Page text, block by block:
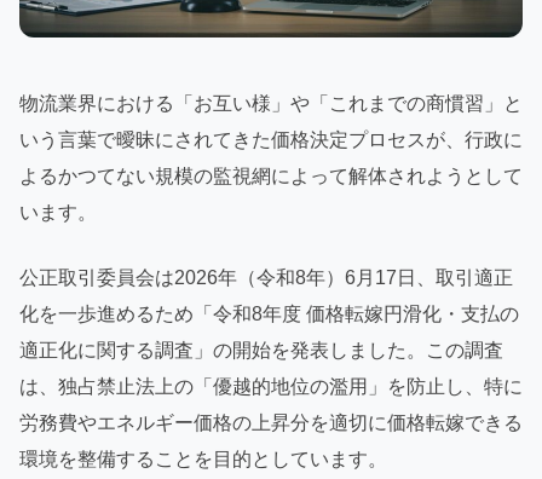
物流業界における「お互い様」や「これまでの商慣習」と
いう言葉で曖昧にされてきた価格決定プロセスが、行政に
よるかつてない規模の監視網によって解体されようとして
います。
公正取引委員会は2026年（令和8年）6月17日、取引適正
化を一歩進めるため「令和8年度 価格転嫁円滑化・支払の
適正化に関する調査」の開始を発表しました。この調査
は、独占禁止法上の「優越的地位の濫用」を防止し、特に
労務費やエネルギー価格の上昇分を適切に価格転嫁できる
環境を整備することを目的としています。